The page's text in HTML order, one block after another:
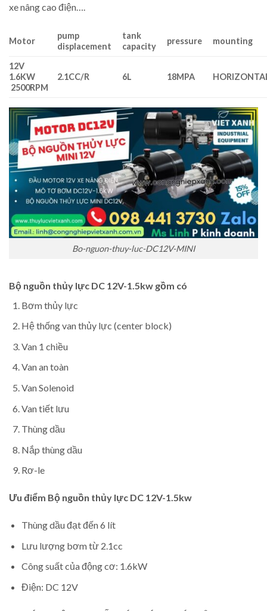
xe nâng cao điện….
Motor
pump
displacement
tank
capacity
pressure mounting
12V
1.6KW
2500RPM
2.1CC/R 6L 18MPA
Bo-nguon-thuy-luc-DC12V-MINI
Bộ nguồn thủy lực DC 12V-1.5kw gồm có
Bơm thủy lực
Hệ thống van thủy lực (center block)
Van 1 chiều
Van an toàn
Van Solenoid
Van tiết lưu
Thùng dầu
Nắp thùng dầu
Rơ-le
Ưu điểm Bộ nguồn thủy lực DC 12V-1.5kw
Thùng dầu đạt đến 6 lít
Lưu lượng bơm từ 2.1cc
Công suất của động cơ: 1.6kW
Điện: DC 12V